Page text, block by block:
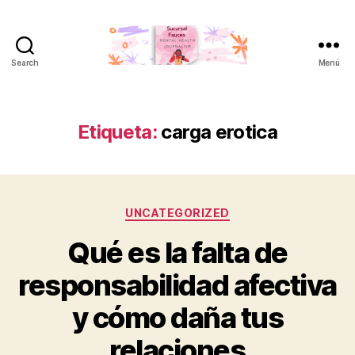
Search Menú
Etiqueta: carga erotica
Categorías
UNCATEGORIZED
Qué es la falta de
responsabilidad afectiva
y cómo daña tus